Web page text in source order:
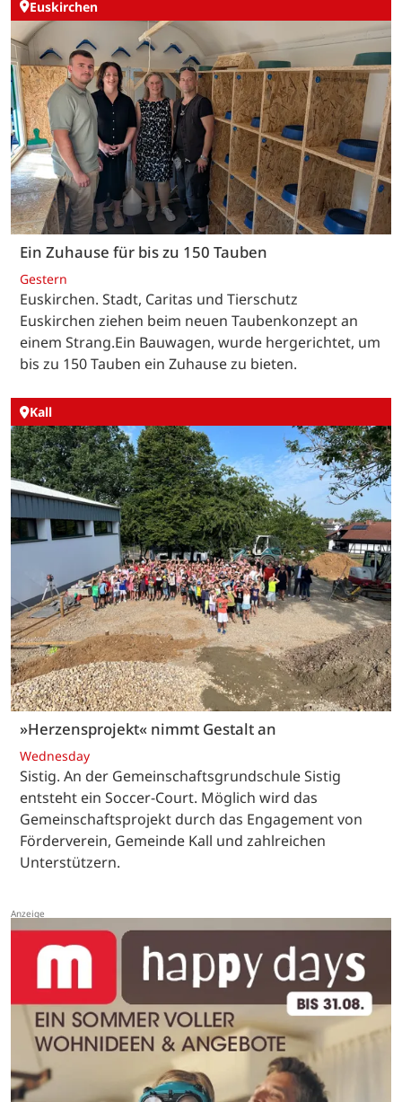
Euskirchen
Ein Zuhause für bis zu 150 Tauben
Gestern
Euskirchen. Stadt, Caritas und Tierschutz
Euskirchen ziehen beim neuen Taubenkonzept an
einem Strang.Ein Bauwagen, wurde hergerichtet, um
bis zu 150 Tauben ein Zuhause zu bieten.
Kall
»Herzensprojekt« nimmt Gestalt an
Wednesday
Sistig. An der Gemeinschaftsgrundschule Sistig
entsteht ein Soccer-Court. Möglich wird das
Gemeinschaftsprojekt durch das Engagement von
Förderverein, Gemeinde Kall und zahlreichen
Unterstützern.